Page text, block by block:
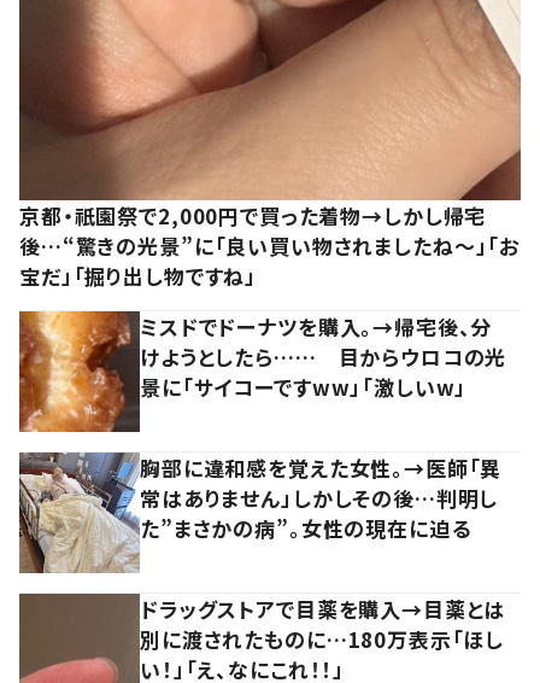
京都・祇園祭で2,000円で買った着物→しかし帰宅
後…“驚きの光景”に「良い買い物されましたね～」「お
宝だ」「掘り出し物ですね」
ミスドでドーナツを購入。→帰宅後、分
けようとしたら…… 目からウロコの光
景に「サイコーですww」「激しいw」
胸部に違和感を覚えた女性。→医師「異
常はありません」しかしその後…判明し
た”まさかの病”。女性の現在に迫る
ドラッグストアで目薬を購入→目薬とは
別に渡されたものに…180万表示「ほし
い！」「え、なにこれ！！」